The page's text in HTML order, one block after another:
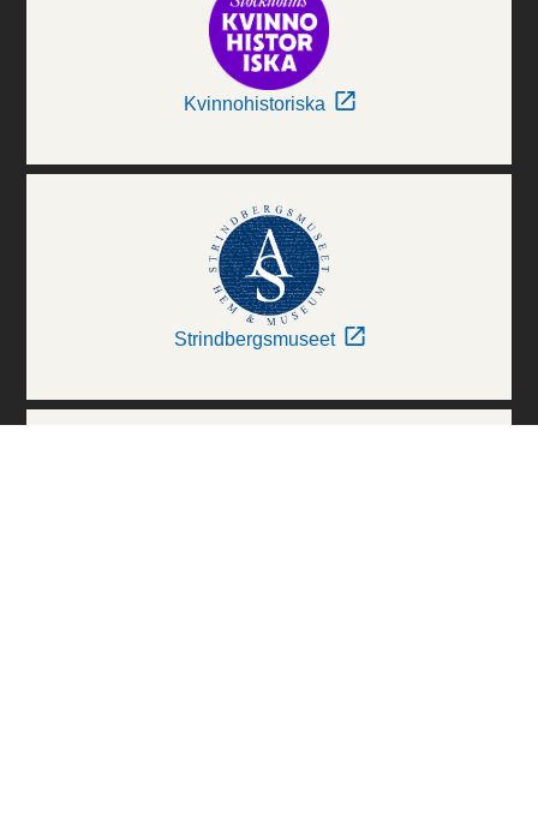
Kvinnohistoriska
Strindbergsmuseet